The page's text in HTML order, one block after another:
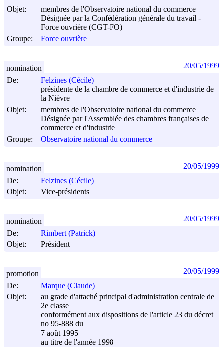
Objet:
membres de l'Observatoire national du commerce
Désignée par la Confédération générale du travail -
Force ouvrière (CGT-FO)
Groupe:
Force ouvrière
De:
Felzines (Cécile)
présidente de la chambre de commerce et d'industrie de
la Nièvre
Objet:
membres de l'Observatoire national du commerce
Désignée par l'Assemblée des chambres françaises de
commerce et d'industrie
Groupe:
Observatoire national du commerce
nomination 20/05/1999
De:
Felzines (Cécile)
Objet:
Vice-présidents
nomination 20/05/1999
De:
Rimbert (Patrick)
Objet:
Président
nomination 20/05/1999
De:
Marque (Claude)
Objet:
au grade d'attaché principal d'administration centrale de
2e classe
conformément aux dispositions de l'article 23 du décret
no 95-888 du
7 août 1995
au titre de l'année 1998
promotion 20/05/1999